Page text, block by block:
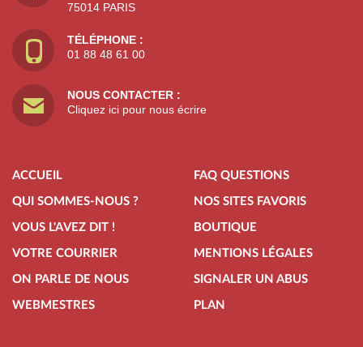
75014 PARIS
TÉLÉPHONE :
01 88 48 61 00
NOUS CONTACTER :
Cliquez ici pour nous écrire
ACCUEIL
QUI SOMMES-NOUS ?
VOUS L'AVEZ DIT !
VOTRE COURRIER
ON PARLE DE NOUS
WEBMESTRES
FAQ QUESTIONS
NOS SITES FAVORIS
BOUTIQUE
MENTIONS LÉGALES
SIGNALER UN ABUS
PLAN